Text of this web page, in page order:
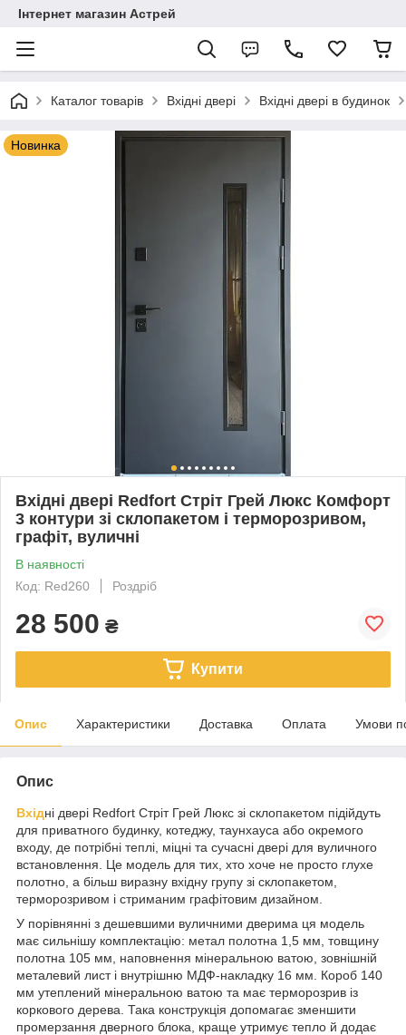
Інтернет магазин Астрей
Каталог товарів Вхідні двері Вхідні двері в будинок
Новинка
Вхідні двері Redfort Стріт Грей Люкс Комфорт
3 контури зі склопакетом і терморозривом,
графіт, вуличні
В наявності
Код: Red260
Роздріб
28 500 ₴
Купити
Опис Характеристики Доставка Оплата Умови
Опис
Вхідні двері Redfort Стріт Грей Люкс зі склопакетом підійдуть
для приватного будинку, котеджу, таунхауса або окремого
входу, де потрібні теплі, міцні та сучасні двері для вуличного
встановлення. Це модель для тих, хто хоче не просто глухе
полотно, а більш виразну вхідну групу зі склопакетом,
терморозривом і стриманим графітовим дизайном.
У порівнянні з дешевшими вуличними дверима ця модель
має сильнішу комплектацію: метал полотна 1,5 мм, товщину
полотна 105 мм, наповнення мінеральною ватою, зовнішній
металевий лист і внутрішню МДФ-накладку 16 мм. Короб 140
мм утеплений мінеральною ватою та має терморозрив із
коркового дерева. Така конструкція допомагає зменшити
промерзання дверного блока, краще утримує тепло й додає